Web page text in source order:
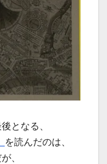
となる、
を読んだのは、
、